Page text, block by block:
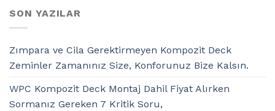
SON YAZILAR
Zımpara ve Cila Gerektirmeyen Kompozit Deck
Zeminler Zamanınız Size, Konforunuz Bize Kalsın.
WPC Kompozit Deck Montaj Dahil Fiyat Alırken
Sormanız Gereken 7 Kritik Soru,